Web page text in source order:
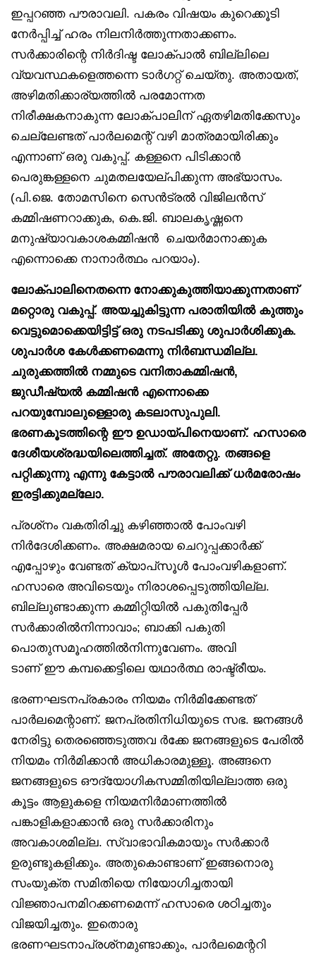
ഇപ്പറഞ്ഞ പൗരാവലി. പകരം വിഷയം കുറെക്കൂടി
നേർപ്പിച്ച് ഹരം നിലനിർത്തുന്നതാക്കണം.
സർക്കാരിന്റെ നിർദിഷ്ട ലോക്പാൽ ബില്ലിലെ
വ്യവസ്ഥകളെത്തന്നെ ടാർഗറ്റ് ചെയ്തു. അതായത്,
അഴിമതിക്കാര്യത്തിൽ പരമോന്നത
നിരീക്ഷകനാകുന്ന ലോക്പാലിന് ഏതഴിമതിക്കേസും
ചെല്ലേണ്ടത് പാർലമെന്റ് വഴി മാത്രമായിരിക്കും
എന്നാണ് ഒരു വകുപ്പ്. കള്ളനെ പിടിക്കാൻ
പെരുങ്കള്ളനെ ചുമതലയേല്പിക്കുന്ന അഭ്യാസം.
(പി.ജെ. തോമസിനെ സെൻട്രൽ വിജിലൻസ്
കമ്മിഷണറാക്കുക, കെ.ജി. ബാലകൃഷ്ണനെ
മനുഷ്യാവകാശകമ്മിഷൻ ചെയർമാനാക്കുക
എന്നൊക്കെ നാനാർത്ഥം പറയാം).
ലോക്പാലിനെതന്നെ നോക്കുകുത്തിയാക്കുന്നതാണ്
മറ്റൊരു വകുപ്പ്. അയച്ചുകിട്ടുന്ന പരാതിയിൽ കുത്തും
വെട്ടുമൊക്കെയിട്ടിട്ട് ഒരു നടപടിക്കു ശുപാർശിക്കുക.
ശുപാർശ കേൾക്കണമെന്നു നിർബന്ധമില്ല.
ചുരുക്കത്തിൽ നമ്മുടെ വനിതാകമ്മിഷൻ,
ജുഡീഷ്യൽ കമ്മിഷൻ എന്നൊക്കെ
പറയുമ്പോലുള്ളൊരു കടലാസുപുലി.
ഭരണകൂടത്തിന്റെ ഈ ഉഡായ്പിനെയാണ്. ഹസാരെ
ദേശീയശ്രദ്ധയിലെത്തിച്ചത്. അതേറ്റു. തങ്ങളെ
പറ്റിക്കുന്നു എന്നു കേട്ടാൽ പൗരാവലിക്ക് ധർമരോഷം
ഇരട്ടിക്കുമല്ലോ.
പ്രശ്‌നം വകതിരിച്ചു കഴിഞ്ഞാൽ പോംവഴി
നിർദേശിക്കണം. അക്ഷമരായ ചെറുപ്പക്കാർക്ക്
എപ്പോഴും വേണ്ടത് ക്യാപ്‌സൂൾ പോംവഴികളാണ്.
ഹസാരെ അവിടെയും നിരാശപ്പെടുത്തിയില്ല.
ബില്ലുണ്ടാക്കുന്ന കമ്മിറ്റിയിൽ പകുതിപ്പേർ
സർക്കാരിൽനിന്നാവാം; ബാക്കി പകുതി
പൊതുസമൂഹത്തിൽനിന്നുവേണം. അവി
ടാണ് ഈ കമ്പക്കെട്ടിലെ യഥാർത്ഥ രാഷ്ട്രീയം.
ഭരണഘടനപ്രകാരം നിയമം നിർമിക്കേണ്ടത്
പാർലമെന്റാണ്. ജനപ്രതിനിധിയുടെ സഭ. ജനങ്ങൾ
നേരിട്ടു തെരഞ്ഞെടുത്തവ ർക്കേ ജനങ്ങളുടെ പേരിൽ
നിയമം നിർമിക്കാൻ അധികാരമുള്ളൂ. അങ്ങനെ
ജനങ്ങളുടെ ഔദ്യോഗികസമ്മിതിയില്ലാത്ത ഒരു
കൂട്ടം ആളുകളെ നിയമനിർമാണത്തിൽ
പങ്കാളികളാക്കാൻ ഒരു സർക്കാരിനും
അവകാശമില്ല. സ്വാഭാവികമായും സർക്കാർ
ഉരുണ്ടുകളിക്കും. അതുകൊണ്ടാണ് ഇങ്ങനൊരു
സംയുക്ത സമിതിയെ നിയോഗിച്ചതായി
വിജ്ഞാപനമിറക്കണമെന്ന് ഹസാരെ ശഠിച്ചതും
വിജയിച്ചതും. ഇതൊരു
ഭരണഘടനാപ്രശ്‌നമുണ്ടാക്കും, പാർലമെന്ററി